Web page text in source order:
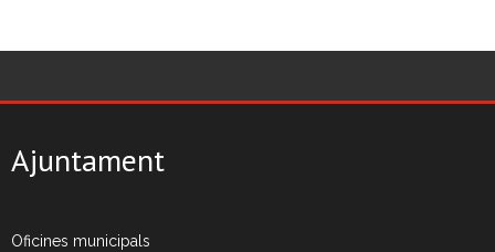
Ajuntament
Oficines municipals